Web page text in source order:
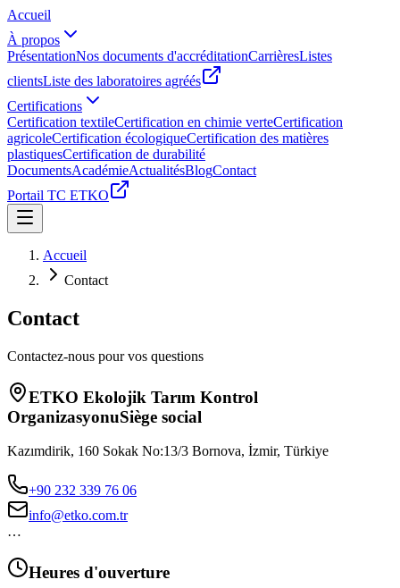
Accueil
À propos
PrésentationNos documents d'accréditationCarrièresListes
clientsListe des laboratoires agréés
Certifications
Certification textileCertification en chimie verteCertification
agricoleCertification écologiqueCertification des matières
plastiquesCertification de durabilité
DocumentsAcadémieActualitésBlogContact
Portail TC ETKO
Accueil
Contact
Contact
Contactez-nous pour vos questions
ETKO Ekolojik Tarım Kontrol
OrganizasyonuSiège social
Kazımdirik, 160 Sokak No:13/3 Bornova, İzmir, Türkiye
+90 232 339 76 06
info@etko.com.tr
…
Heures d'ouverture